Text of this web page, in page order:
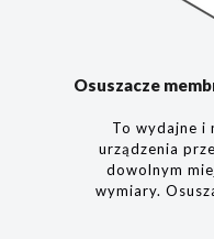
Osuszacze
To wydajne i
urządzenia
dowolnym
wymiary.